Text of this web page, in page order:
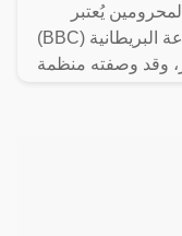
يُعتبر
برنامج "درس" الذي أطلقته هيئة الإذاعة البريطانية (BBC)
وقد وصفته منظمة